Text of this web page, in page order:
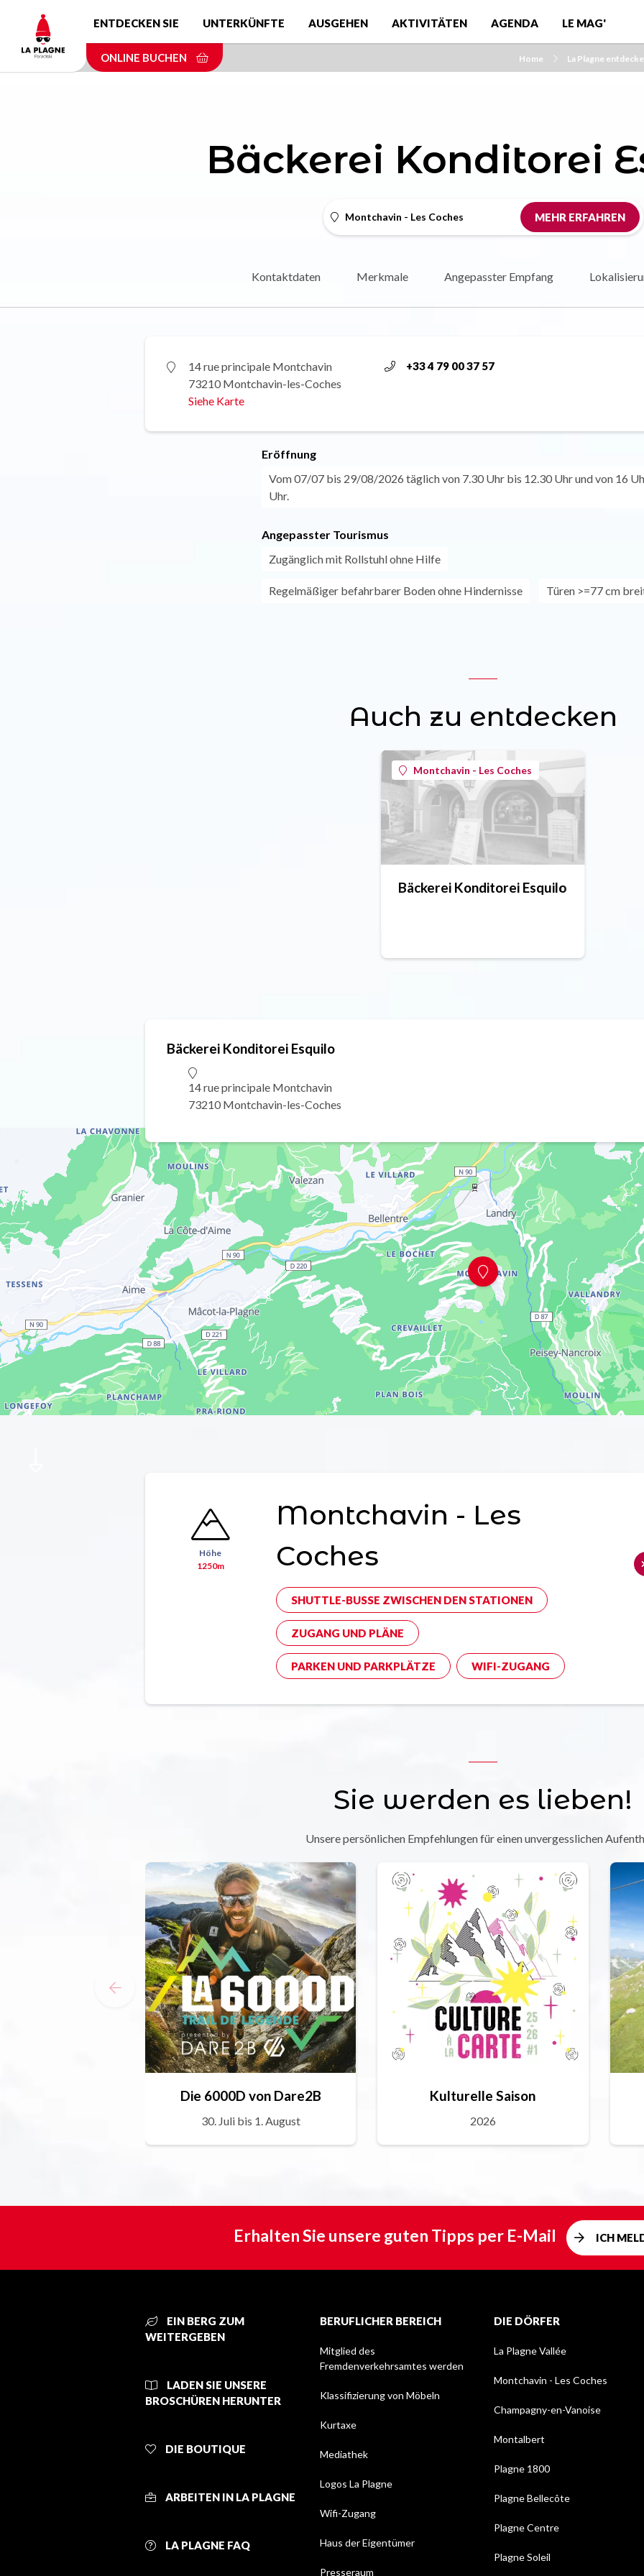
content
ENTDECKEN SIE UNTERKÜNFTE AUSGEHEN AKTIVITÄTEN AGENDA LE MAG'
ONLINE BUCHEN Home La Plagne
Bäckerei Konditorei
Montchavin - Les Coches MEHR ERFAHREN
Kontaktdaten Merkmale Angepasster Empfang
14 rue principale Montchavin
73210 Montchavin-les-Coches
Siehe Karte
+33 4 79 00 37 57
Eröffnung
Vom 07/07 bis 29/08/2026 täglich von 7.30 Uhr bis 12.30 Uhr und von 16
Uhr.
Angepasster Tourismus
Zugänglich mit Rollstuhl ohne Hilfe
Regelmäßiger befahrbarer Boden ohne Hindernisse Türen >=77 cm
Auch zu entdecken
Montchavin - Les Coches
Bäckerei Konditorei Esquilo
Bäckerei Konditorei Esquilo
14 rue principale Montchavin
73210 Montchavin-les-Coches
Höhe
1250m
Montchavin - Les
Coches
SHUTTLE-BUSSE ZWISCHEN DEN STATIONEN
ZUGANG UND PLÄNE
PARKEN UND PARKPLÄTZE WIFI-ZUGANG
Sie werden es lieben!
Unsere persönlichen Empfehlungen für einen unvergesslichen
Die 6000D von Dare2B
30. Juli bis 1. August
Kulturelle Saison
2026
Erhalten Sie unsere guten Tipps per E-Mail ICH
EIN BERG ZUM
WEITERGEBEN
LADEN SIE UNSERE
BROSCHÜREN HERUNTER
DIE BOUTIQUE
ARBEITEN IN LA PLAGNE
LA PLAGNE FAQ
BERUFLICHER BEREICH
Mitglied des
Fremdenverkehrsamtes werden
Klassifizierung von Möbeln
Kurtaxe
Mediathek
Logos La Plagne
Wifi-Zugang
Haus der Eigentümer
Presseraum
DIE DÖRFER
La Plagne Vallée
Montchavin - Les Coches
Champagny-en-Vanoise
Montalbert
Plagne 1800
Plagne Bellecôte
Plagne Centre
Plagne Soleil